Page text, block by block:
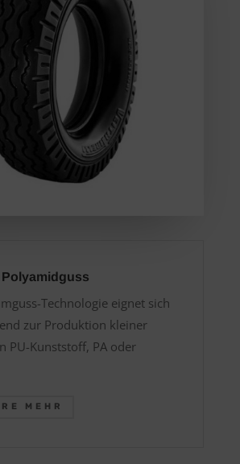
Technologie eignet sich
zur Produktion kleiner
PU-Kunststoff, PA oder
MEHR